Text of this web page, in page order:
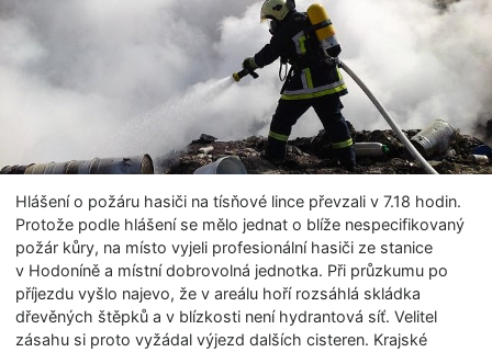
Hlášení o požáru hasiči na tísňové lince převzali v 7.18 hodin.
Protože podle hlášení se mělo jednat o blíže nespecifikovaný
požár kůry, na místo vyjeli profesionální hasiči ze stanice
v Hodoníně a místní dobrovolná jednotka. Při průzkumu po
příjezdu vyšlo najevo, že v areálu hoří rozsáhlá skládka
dřevěných štěpků a v blízkosti není hydrantová síť. Velitel
zásahu si proto vyžádal výjezd dalších cisteren. Krajské